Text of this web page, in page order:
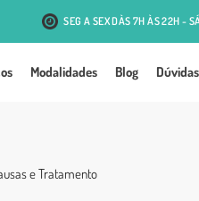
R. Antônio J. Mesquita, 131 - Passo
SEG A SEX DÀS 7H ÀS 22H -
Modalidades Blog Dúvidas
e Tratamento